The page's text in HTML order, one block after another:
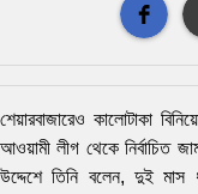
শেয়ারবাজারেও কালোটাকা
আওয়ামী লীগ থেকে নির্বাচিত
উদ্দেশে তিনি বলেন, দুই মাস